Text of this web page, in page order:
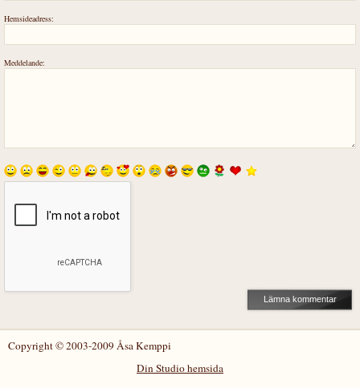
Hemsideadress:
Meddelande:
Copyright © 2003-2009 Åsa Kemppi
Din Studio hemsida